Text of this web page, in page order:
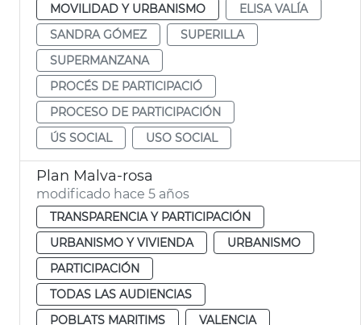
MOVILIDAD Y URBANISMO
ELISA VALÍA
SANDRA GÓMEZ
SUPERILLA
SUPERMANZANA
PROCÉS DE PARTICIPACIÓ
PROCESO DE PARTICIPACIÓN
ÚS SOCIAL
USO SOCIAL
Plan Malva-rosa
modificado hace 5 años
TRANSPARENCIA Y PARTICIPACIÓN
URBANISMO Y VIVIENDA
URBANISMO
PARTICIPACIÓN
TODAS LAS AUDIENCIAS
POBLATS MARITIMS
VALENCIA